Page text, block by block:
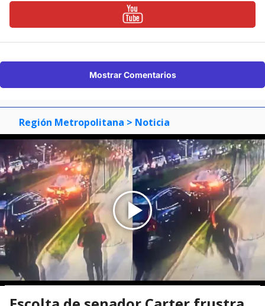
Mostrar Comentarios
Región Metropolitana > Noticia